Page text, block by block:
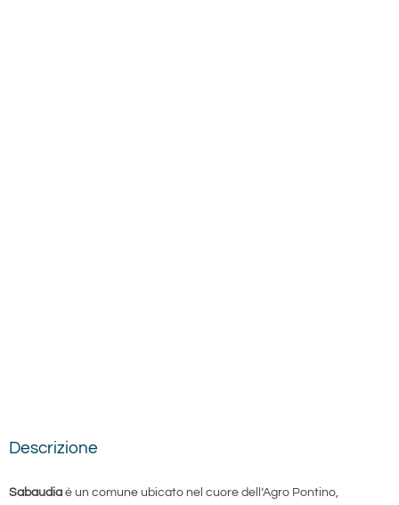
Descrizione
Sabaudia è un comune ubicato nel cuore dell’Agro Pontino,